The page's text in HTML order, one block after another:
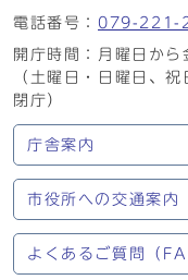
電話番号： 079-221-
開庁時間：月曜日か
（土曜日・日曜日、
閉庁）
庁舎案内
市役所への交通案内
よくあるご質問（